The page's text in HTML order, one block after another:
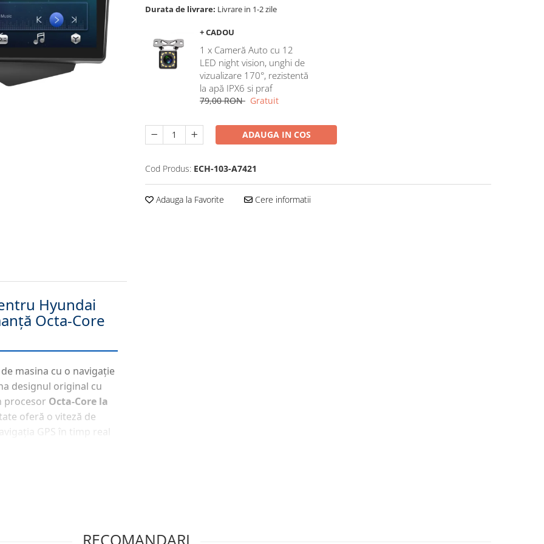
Durata de livrare: Livrare in 1-2 zile
+ CADOU
1 x Cameră Auto cu 12
LED night vision, unghi de
vizualizare 170°, rezistentă
la apă IPX6 si praf
79,00 RON Gratuit
ADAUGA IN COS
Cod Produs: ECH-103-A7421
Adauga la Favorite Cere informatii
Hyundai
Octa-Core
masina cu o navigație
designul original cu
procesor Octa-Core la
oferă o viteză de
GPS în timp real
inteligent. NavigațiaRECOMANDARI